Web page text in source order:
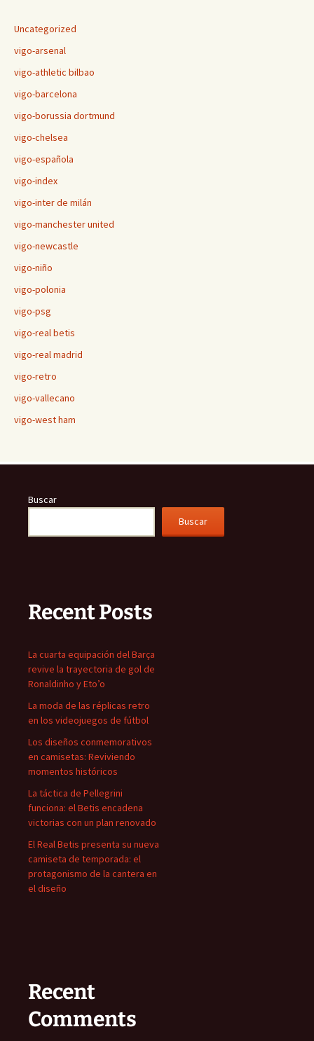
Uncategorized
vigo-arsenal
vigo-athletic bilbao
vigo-barcelona
vigo-borussia dortmund
vigo-chelsea
vigo-española
vigo-index
vigo-inter de milán
vigo-manchester united
vigo-newcastle
vigo-niño
vigo-polonia
vigo-psg
vigo-real betis
vigo-real madrid
vigo-retro
vigo-vallecano
vigo-west ham
Buscar
Buscar
Recent Posts
La cuarta equipación del Barça
revive la trayectoria de gol de
Ronaldinho y Eto’o
La moda de las réplicas retro
en los videojuegos de fútbol
Los diseños conmemorativos
en camisetas: Reviviendo
momentos históricos
La táctica de Pellegrini
funciona: el Betis encadena
victorias con un plan renovado
El Real Betis presenta su nueva
camiseta de temporada: el
protagonismo de la cantera en
el diseño
Recent
Comments